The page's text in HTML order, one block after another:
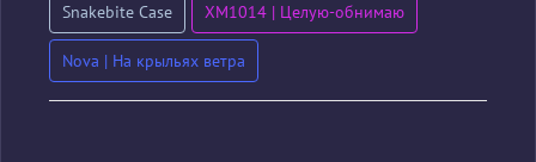
Snakebite Case XM1014 | Целую-обнимаю
Nova | На крыльях ветра